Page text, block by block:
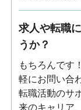
求人や転職
うか？
もちろんです
軽にお問い合
転職活動のサ
来のキャリア